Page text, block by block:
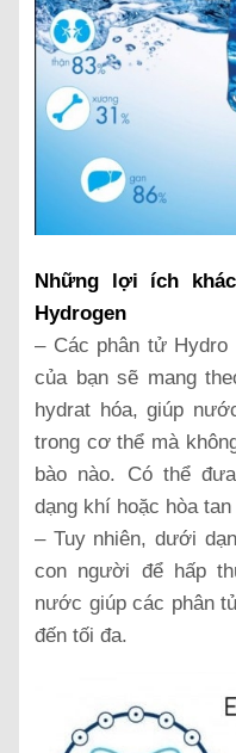
Những lợi ích
Hydrogen
– Các phân tử
của bạn sẽ mang
hydrat hóa, giúp
trong cơ thể mà
bào nào. Có thể
dạng khí hoặc hòa
– Tuy nhiên, dưới
con người để hấp
nước giúp các phân
đến tối đa.